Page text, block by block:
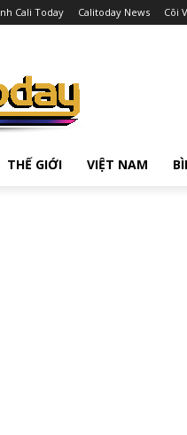
Cali Today Calitoday News Cõi
THẾ GIỚI VIỆT NAM